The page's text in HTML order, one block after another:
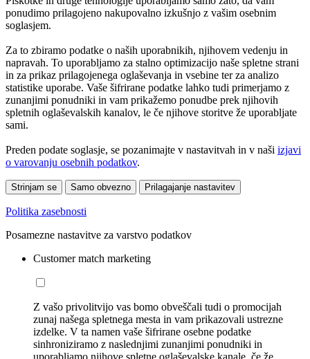
ponudimo prilagojeno nakupovalno izkušnjo z vašim osebnim
soglasjem.
Za to zbiramo podatke o naših uporabnikih, njihovem vedenju in
napravah. To uporabljamo za stalno optimizacijo naše spletne strani
in za prikaz prilagojenega oglaševanja in vsebine ter za analizo
statistike uporabe. Vaše šifrirane podatke lahko tudi primerjamo z
zunanjimi ponudniki in vam prikažemo ponudbe prek njihovih
spletnih oglaševalskih kanalov, le če njihove storitve že uporabljate
sami.
Preden podate soglasje, se pozanimajte v nastavitvah in v naši izjavi
o varovanju osebnih podatkov.
Strinjam se Samo obvezno Prilagajanje nastavitev
Politika zasebnosti
Posamezne nastavitve za varstvo podatkov
Customer match marketing
Z vašo privolitvijo vas bomo obveščali tudi o promocijah
zunaj našega spletnega mesta in vam prikazovali ustrezne
izdelke. V ta namen vaše šifrirane osebne podatke
sinhroniziramo z naslednjimi zunanjimi ponudniki in
uporabljamo njihove spletne oglaševalske kanale, če že